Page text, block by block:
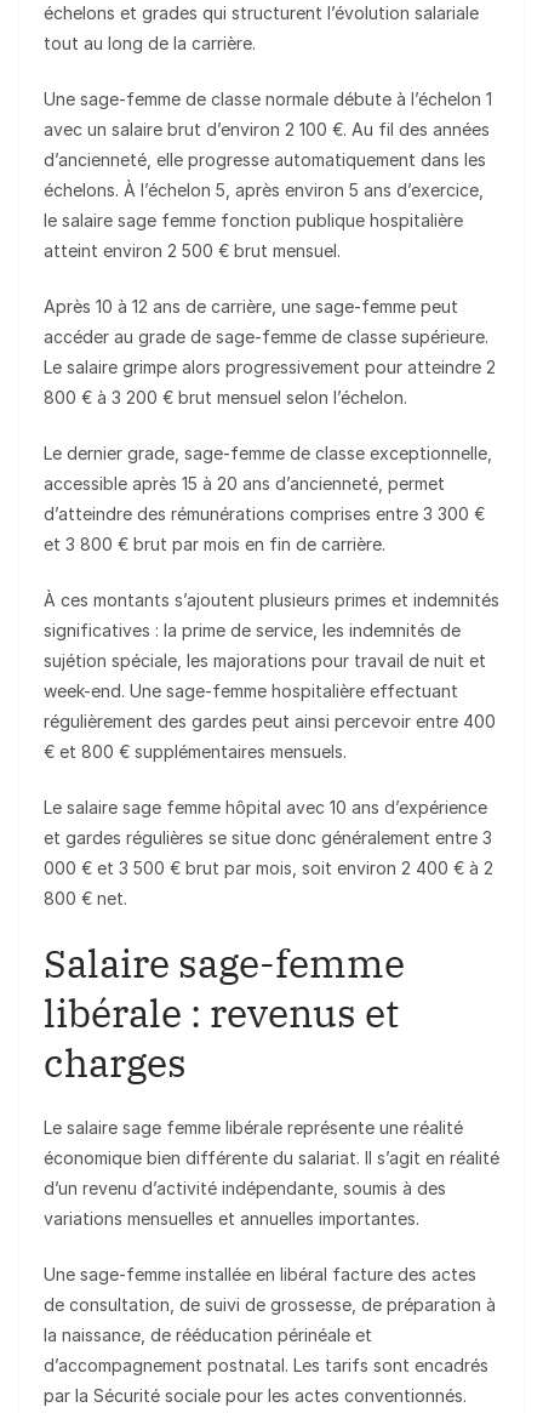
échelons et grades qui structurent l’évolution salariale
tout au long de la carrière.
Une sage-femme de classe normale débute à l’échelon 1
avec un salaire brut d’environ 2 100 €. Au fil des années
d’ancienneté, elle progresse automatiquement dans les
échelons. À l’échelon 5, après environ 5 ans d’exercice,
le salaire sage femme fonction publique hospitalière
atteint environ 2 500 € brut mensuel.
Après 10 à 12 ans de carrière, une sage-femme peut
accéder au grade de sage-femme de classe supérieure.
Le salaire grimpe alors progressivement pour atteindre 2
800 € à 3 200 € brut mensuel selon l’échelon.
Le dernier grade, sage-femme de classe exceptionnelle,
accessible après 15 à 20 ans d’ancienneté, permet
d’atteindre des rémunérations comprises entre 3 300 €
et 3 800 € brut par mois en fin de carrière.
À ces montants s’ajoutent plusieurs primes et indemnités
significatives : la prime de service, les indemnités de
sujétion spéciale, les majorations pour travail de nuit et
week-end. Une sage-femme hospitalière effectuant
régulièrement des gardes peut ainsi percevoir entre 400
€ et 800 € supplémentaires mensuels.
Le salaire sage femme hôpital avec 10 ans d’expérience
et gardes régulières se situe donc généralement entre 3
000 € et 3 500 € brut par mois, soit environ 2 400 € à 2
800 € net.
Salaire sage-femme
libérale : revenus et
charges
Le salaire sage femme libérale représente une réalité
économique bien différente du salariat. Il s’agit en réalité
d’un revenu d’activité indépendante, soumis à des
variations mensuelles et annuelles importantes.
Une sage-femme installée en libéral facture des actes
de consultation, de suivi de grossesse, de préparation à
la naissance, de rééducation périnéale et
d’accompagnement postnatal. Les tarifs sont encadrés
par la Sécurité sociale pour les actes conventionnés.